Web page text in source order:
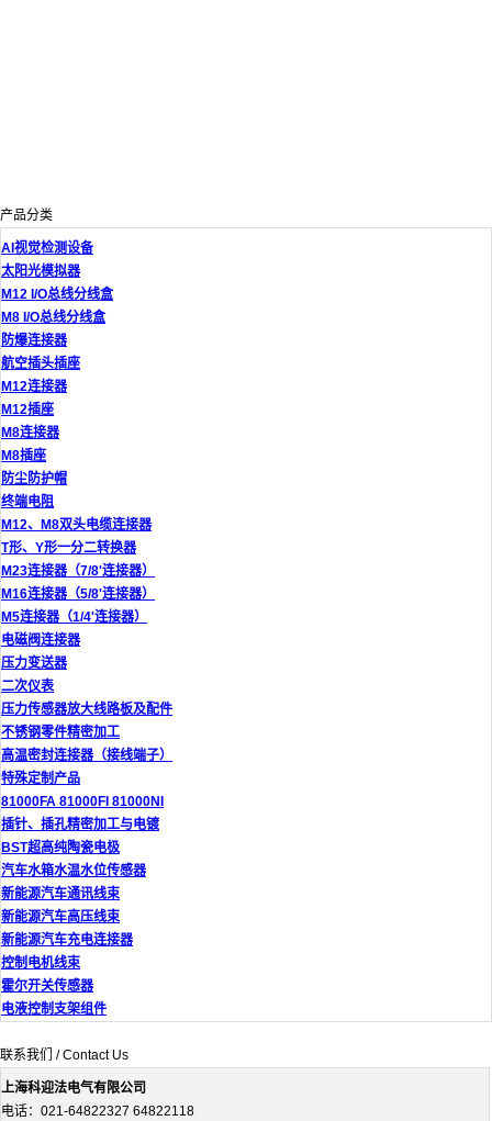
产品分类
AI视觉检测设备
太阳光模拟器
M12 I/O总线分线盒
M8 I/O总线分线盒
防爆连接器
航空插头插座
M12连接器
M12插座
M8连接器
M8插座
防尘防护帽
终端电阻
M12、M8双头电缆连接器
T形、Y形一分二转换器
M23连接器（7/8'连接器）
M16连接器（5/8'连接器）
M5连接器（1/4'连接器）
电磁阀连接器
压力变送器
二次仪表
压力传感器放大线路板及配件
不锈钢零件精密加工
高温密封连接器（接线端子）
特殊定制产品
81000FA 81000FI 81000NI
插针、插孔精密加工与电镀
BST超高纯陶瓷电极
汽车水箱水温水位传感器
新能源汽车通讯线束
新能源汽车高压线束
新能源汽车充电连接器
控制电机线束
霍尔开关传感器
电液控制支架组件
联系我们 / Contact Us
上海科迎法电气有限公司
电话：021-64822327 64822118